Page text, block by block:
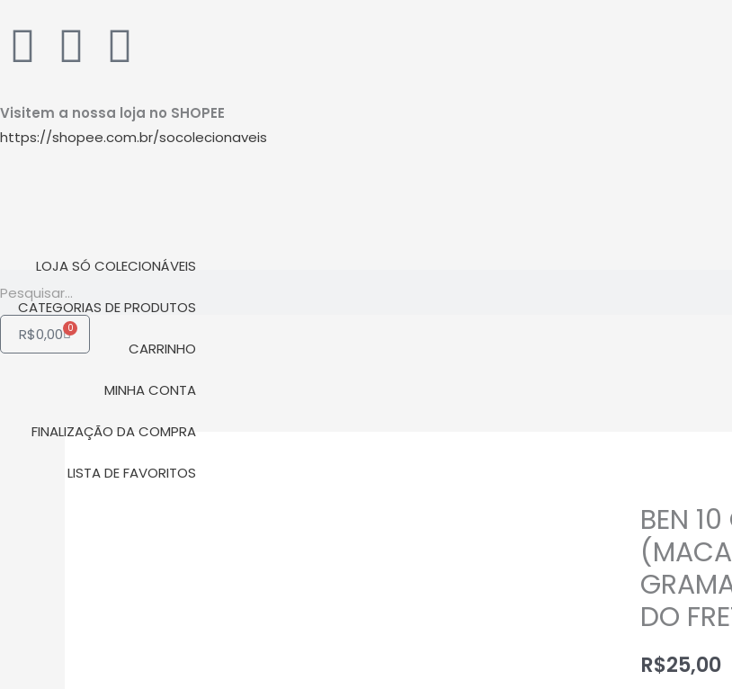
paraW
h
a
a
p
p
I
s
g
r
a
m
Y
o
u
b
e
Visitem a nossa loja no SHOPEE
https://shopee.com.br/socolecionaveis
LOJA SÓ COLECIONÁVEIS
CATEGORIAS DE PRODUTOS
CARRINHO
MINHA CONTA
FINALIZAÇÃO DA COMPRA
LISTA DE FAVORITOS
R$0,00 0
Carrinho
BEN
DO
R$25,00
BEN
10
OMNITRIX
(MACACO
-